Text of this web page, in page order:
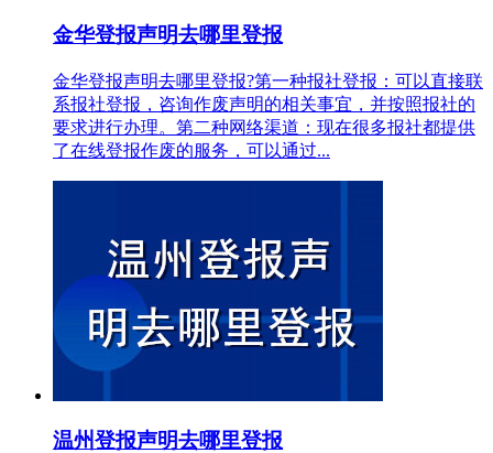
金华登报声明去哪里登报
金华登报声明去哪里登报?第一种报社登报：可以直接联
系报社登报，咨询作废声明的相关事宜，并按照报社的
要求进行办理。第二种网络渠道：现在很多报社都提供
了在线登报作废的服务，可以通过...
温州登报声明去哪里登报